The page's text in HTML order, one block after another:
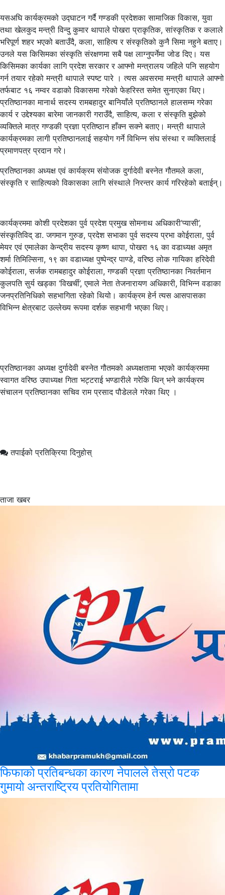
यसअघि कार्यक्रमको उद्घाटन गर्दै गण्डकी प्रदेशका सामाजिक विकास, युवा
तथा खेलकुद मन्त्री विन्दु कुमार थापाले पोखरा प्राकृतिक, सांस्कृतिक र कलाले
भरिपूर्ण शहर भएको बताउँदै, कला, साहित्य र संस्कृतिको कुनै सिमा नहुने बताए।
उनले यस किसिमका संस्कृति संरक्षणमा सबै पक्ष लाग्नुपर्नेमा जोड दिए। यस
किसिमका कार्यका लागि प्रदेश सरकार र आफ्नो मन्त्रालय जहिले पनि सहयोग
गर्न तयार रहेको मन्त्री थापाले स्पष्ट पारे । त्यस अवसरमा मन्त्री थापाले आफ्नो
तर्फबाट १६ नम्वर वडाको विकासमा गरेको फेहरिस्त समेत सुनाएका थिए।
प्रतिष्ठानका मानार्थ सदस्य रामबहादुर बानियाँले प्रतिष्ठानले हालसम्म गरेका
कार्य र उद्देश्यका बारेमा जानकारी गराउँदै, साहित्य, कला र संस्कृति बुझेको
व्यक्तिले मात्र गण्डकी प्रज्ञा प्रतिष्ठान हाँक्न सक्ने बताए। मन्त्री थापाले
कार्यक्रमका लागी प्रतिष्ठानलाई सहयोग गर्ने विभिन्न संघ संस्था र व्यक्तिलाई
प्रमाणपत्र प्रदान गरे।
प्रतिष्ठानका अध्यक्ष एवं कार्यक्रम संयोजक दुर्गादेवी बस्नेत गौतमले कला,
संस्कृति र साहित्यको विकासका लागि संस्थाले निरन्तर कार्य गरिरहेको बताईन्।
कार्यक्रममा कोशी प्रदेशका पुर्व प्रदेश प्रमुख सोमनाथ अधिकारी’प्यासी’,
संस्कृतिविद् डा. जगमान गुरुङ, प्रदेश सभाका पुर्व सदस्य प्रभा कोईराला, पुर्व
मेयर एवं एमालेका केन्द्रीय सदस्य कृष्ण थापा, पोखरा १६ का वडाध्यक्ष अमृत
शर्मा तिमिल्सिना, १९ का वडाध्यक्ष पुष्पेन्द्र पाण्डे, वरिष्ठ लोक गायिका हरिदेवी
कोईराला, सर्जक रामबहादुर कोईराला, गण्डकी प्रज्ञा प्रतिष्ठानका निवर्तमान
कुलपति सुर्य खड्का ‘विखर्ची’, एमाले नेता तेजनारायण अधिकारी, विभिन्न वडाका
जनप्रतिनिधिको सहभागिता रहेको थियो। कार्यक्रम हेर्न त्यस आसपासका
विभिन्न क्षेत्रबाट उल्लेख्य रूपमा दर्शक सहभागी भएका थिए।
प्रतिष्ठानका अध्यक्ष दुर्गादेवी बस्नेत गौतमको अध्यक्षतामा भएको कार्यक्रममा
स्वागत वरिष्ठ उपाध्यक्ष गिता भट्टराई भण्डारीले गरेकि थिन् भने कार्यक्रम
संचालन प्रतिष्ठानका सचिव राम प्रसाद पौडेलले गरेका थिए ।
तपाईको प्रतिक्रिया दिनुहोस्
ताजा खबर
फिफाकोप्रतिबन्धका कारण नेपालले तेस्रो पटक
गुमायो अन्तराष्ट्रिय प्रतियोगितामा